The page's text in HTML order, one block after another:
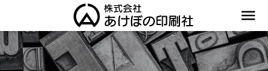
menu